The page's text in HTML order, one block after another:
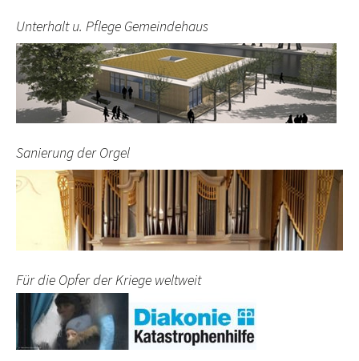
Unterhalt u. Pflege Gemeindehaus
Sanierung der Orgel
Für die Opfer der Kriege weltweit